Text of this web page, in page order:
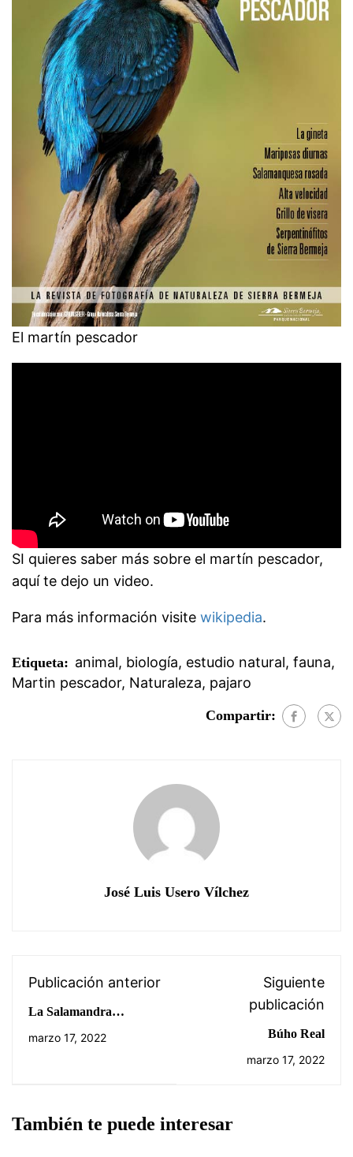
El martín pescador
SI quieres saber más sobre el martín pescador,
aquí te dejo un video.
Para más información visite wikipedia.
Etiqueta: animal, biología, estudio natural, fauna,
Martin pescador, Naturaleza, pajaro
Compartir:
José Luis Usero Vílchez
Publicación anterior
La Salamandra
salamandra, vistosa pero
marzo 17, 2022
Siguiente
publicación
Búho Real
marzo 17, 2022
También te puede interesar